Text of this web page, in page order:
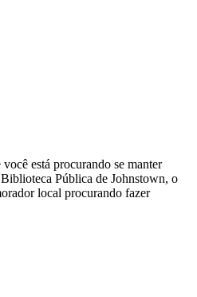
está procurando se manter
Pública de Johnstown, o
local procurando fazer